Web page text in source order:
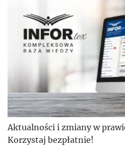
Aktualności i zmiany w
Korzystaj bezpłatnie!